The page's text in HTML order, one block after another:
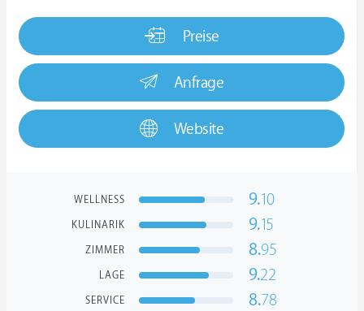
Preise
Anfrage
Website
WELLNESS 9.10
KULINARIK 9.15
ZIMMER 8.95
LAGE 9.22
SERVICE 8.78